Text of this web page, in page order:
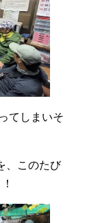
てしまいそ
、このたび